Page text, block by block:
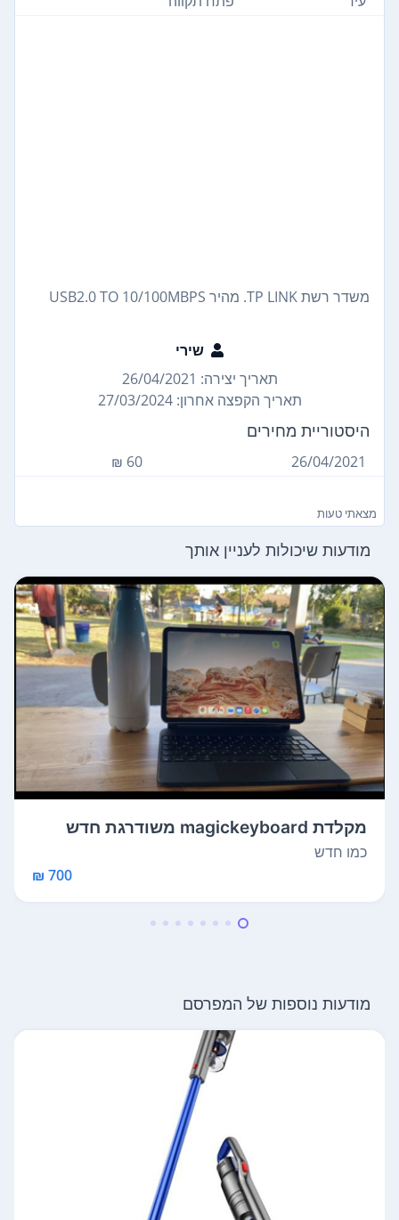
משדר רשת TP LINK. מהיר USB2.0 TO 10/100MBPS
שירי
תאריך יצירה: 26/04/2021
תאריך הקפצה אחרון: 27/03/2024
היסטוריית מחירים
26/04/2021
60 ₪
מצאתי טעות
מודעות שיכולות לעניין אותך
מקלדת magickeyboard משודרגת חדש
כמו חדש
700 ₪
מודעות נוספות של המפרסם